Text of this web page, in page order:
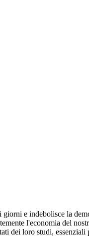
e indebolisce la
l'economia del
dei loro studi,